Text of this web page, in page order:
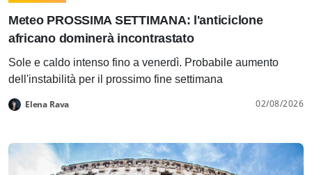
Meteo PROSSIMA SETTIMANA: l'anticiclone
africano dominerà incontrastato
Sole e caldo intenso fino a venerdì. Probabile aumento
dell'instabilità per il prossimo fine settimana
Elena Rava 02/08/2026